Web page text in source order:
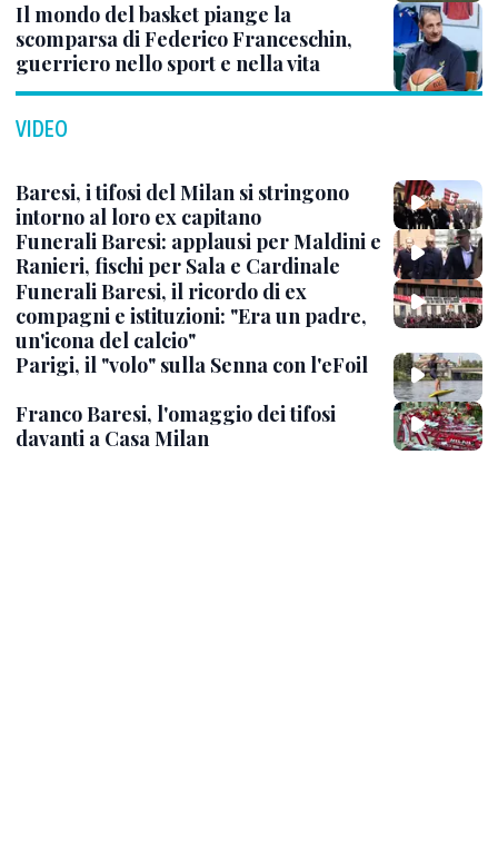
Il mondo del basket piange la
scomparsa di Federico Franceschin,
guerriero nello sport e nella vita
VIDEO
Baresi, i tifosi del Milan si stringono
intorno al loro ex capitano
Funerali Baresi: applausi per Maldini e
Ranieri, fischi per Sala e Cardinale
Funerali Baresi, il ricordo di ex
compagni e istituzioni: "Era un padre,
un'icona del calcio"
Parigi, il "volo" sulla Senna con l'eFoil
Franco Baresi, l'omaggio dei tifosi
davanti a Casa Milan